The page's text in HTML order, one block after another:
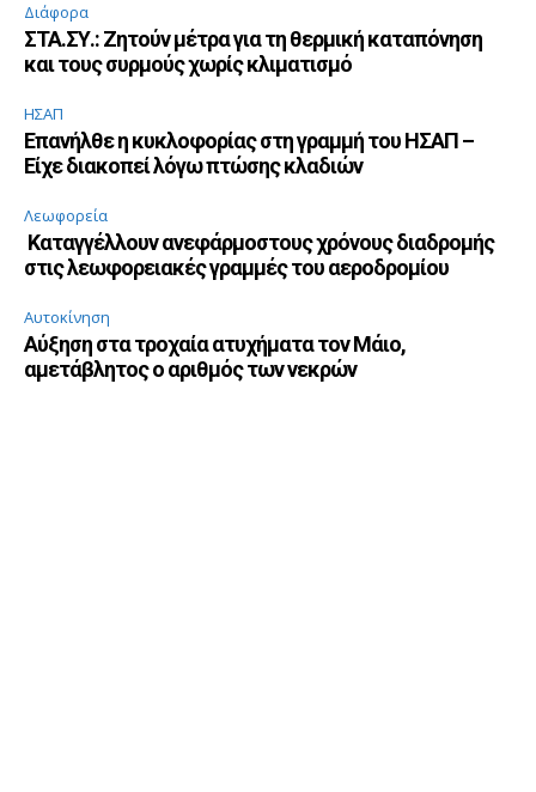
Διάφορα
ΣΤΑ.ΣΥ.: Ζητούν μέτρα για τη θερμική καταπόνηση
και τους συρμούς χωρίς κλιματισμό
ΗΣΑΠ
Επανήλθε η κυκλοφορίας στη γραμμή του ΗΣΑΠ –
Είχε διακοπεί λόγω πτώσης κλαδιών
Λεωφορεία
Καταγγέλλουν ανεφάρμοστους χρόνους διαδρομής
στις λεωφορειακές γραμμές του αεροδρομίου
Αυτοκίνηση
Αύξηση στα τροχαία ατυχήματα τον Μάιο,
αμετάβλητος ο αριθμός των νεκρών